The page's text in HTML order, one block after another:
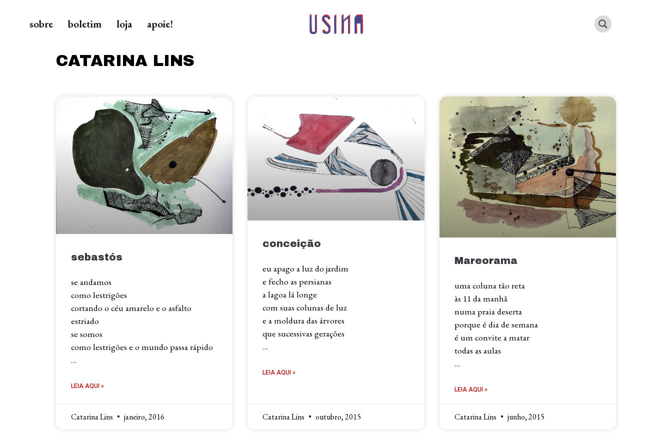
sobre boletim loja apoie!
CATARINA LINS
sebastós
se andamos
como lestrigões
cortando o céu amarelo e o asfalto
estriado
se somos
como lestrigões e o mundo passa rápido
…
LEIA AQUI »
Catarina Lins janeiro, 2016
conceição
eu apago a luz do jardim
e fecho as persianas
a lagoa lá longe
com suas colunas de luz
e a moldura das árvores
que sucessivas gerações
…
LEIA AQUI »
Catarina Lins outubro, 2015
Mareorama
uma coluna tão reta
às 11 da manhã
numa praia deserta
porque é dia de semana
é um convite a matar
todas as aulas
…
LEIA AQUI »
Catarina Lins junho, 2015